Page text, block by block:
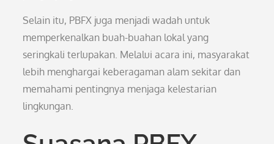
Selain itu, PBFX juga menjadi wadah untuk
memperkenalkan buah-buahan lokal yang
seringkali terlupakan. Melalui acara ini, masyarakat
lebih menghargai keberagaman alam sekitar dan
memahami pentingnya menjaga kelestarian
lingkungan.